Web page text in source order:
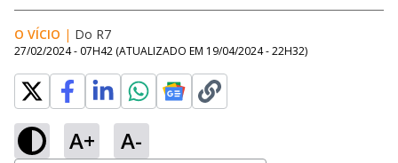
O VÍCIO | Do R7
27/02/2024 - 07H42 (ATUALIZADO EM 19/04/2024 - 22H32)
A+ A-